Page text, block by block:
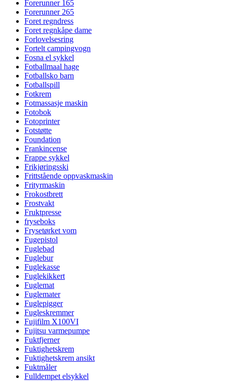
Forerunner 165
Forerunner 265
Foret regndress
Foret regnkåpe dame
Forlovelsesring
Fortelt campingvogn
Fosna el sykkel
Fotballmaal hage
Fotballsko barn
Fotballspill
Fotkrem
Fotmassasje maskin
Fotobok
Fotoprinter
Fotstøtte
Foundation
Frankincense
Frappe sykkel
Frikjøringsski
Frittstående oppvaskmaskin
Frityrmaskin
Frokostbrett
Frostvakt
Fruktpresse
fryseboks
Frysetørket vom
Fugepistol
Fuglebad
Fuglebur
Fuglekasse
Fuglekikkert
Fuglemat
Fuglemater
Fuglepigger
Fugleskremmer
Fujifilm X100VI
Fujitsu varmepumpe
Fuktfjerner
Fuktighetskrem
Fuktighetskrem ansikt
Fuktmåler
Fulldempet elsykkel